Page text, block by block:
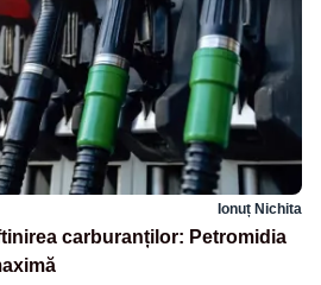
Ionuț Nichita
carburanților: Petromidia